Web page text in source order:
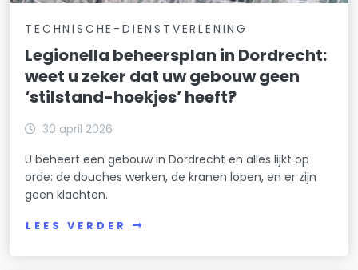
TECHNISCHE-DIENSTVERLENING
Legionella beheersplan in Dordrecht:
weet u zeker dat uw gebouw geen
‘stilstand-hoekjes’ heeft?
30 april 2026
U beheert een gebouw in Dordrecht en alles lijkt op
orde: de douches werken, de kranen lopen, en er zijn
geen klachten.
LEES VERDER